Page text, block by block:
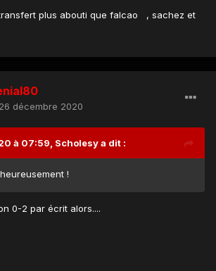
plus abouti que falcao , sachez et
décembre 2020
à 07:59, Scholesya dit :
!
0-2 par écrit alors....